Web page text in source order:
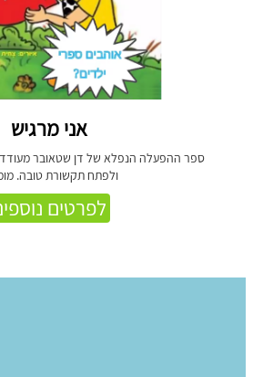
אני מרגיש
ספר ההפעלה הנפלא של דן שטאובר מעודד
ולפתח תקשורת טובה.
לפרטים